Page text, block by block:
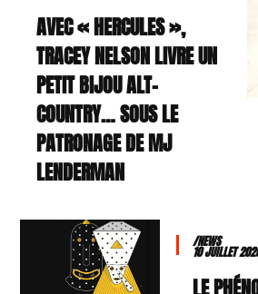
AVEC « HERCULES »,
TRACEY NELSON LIVRE UN
PETIT BIJOU ALT-
COUNTRY… SOUS LE
PATRONAGE DE MJ
LENDERMAN
/NEWS
10 JUILLET